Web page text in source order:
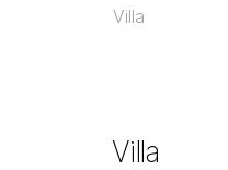
Villa
Villa